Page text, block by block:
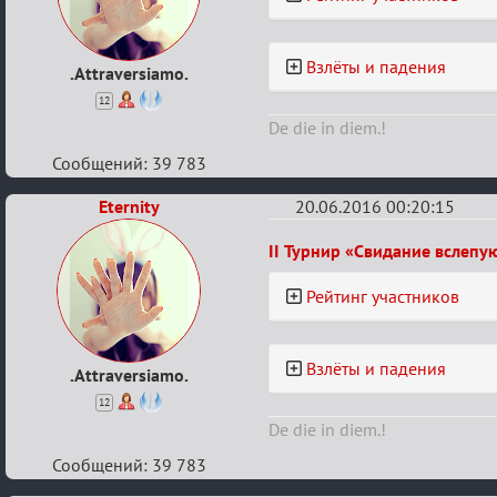
.Attraversiamo.
12
рейтинг
Взлёты и падения
De die in diem.!
Сообщений: 39 783
Eternity
.Attraversiamo.
12
20.06.2016 00:20:15
Re:
Турнирный
рейтинг
II Турнир «Свидание
Рейтинг участников
Взлёты и падения
De die in diem.!
Сообщений: 39 783